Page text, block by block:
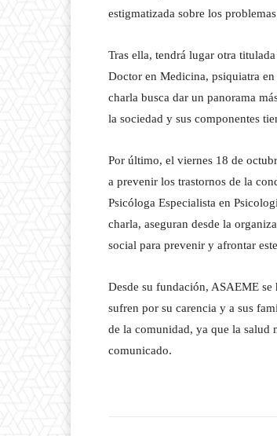
estigmatizada sobre los
Tras ella, tendrá lugar otra
Doctor en Medicina, psiquiatra
charla busca dar un panorama
la sociedad y sus componentes
Por último, el viernes 18 de
a prevenir los trastornos de la
Psicóloga Especialista en
charla, aseguran desde la
social para prevenir y afrontar
Desde su fundación, ASAEME
sufren por su carencia y a sus
de la comunidad, ya que la salud
comunicado.